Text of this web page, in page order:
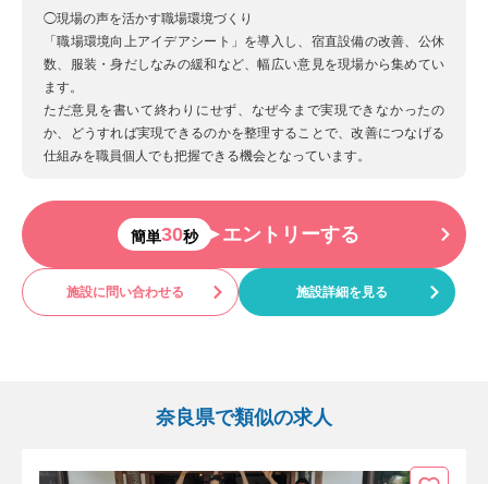
◯現場の声を活かす職場環境づくり
「職場環境向上アイデアシート」を導入し、宿直設備の改善、公休
数、服装・身だしなみの緩和など、幅広い意見を現場から集めてい
ます。
ただ意見を書いて終わりにせず、なぜ今まで実現できなかったの
か、どうすれば実現できるのかを整理することで、改善につなげる
仕組みを職員個人でも把握できる機会となっています。
簡単30秒 エントリーする
施設に問い合わせる 施設詳細を見る
奈良県で類似の求人